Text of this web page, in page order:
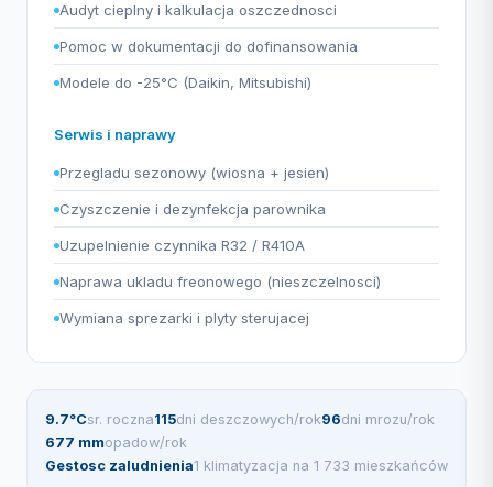
Audyt cieplny i kalkulacja oszczednosci
Pomoc w dokumentacji do dofinansowania
Modele do -25°C (Daikin, Mitsubishi)
Serwis i naprawy
Przegladu sezonowy (wiosna + jesien)
Czyszczenie i dezynfekcja parownika
Uzupelnienie czynnika R32 / R410A
Naprawa ukladu freonowego (nieszczelnosci)
Wymiana sprezarki i plyty sterujacej
9.7°Csr. roczna115dni deszczowych/rok96dni mrozu/rok
677 mmopadow/rok
Gestosc zaludnienia1 klimatyzacja na 1 733 mieszkańców